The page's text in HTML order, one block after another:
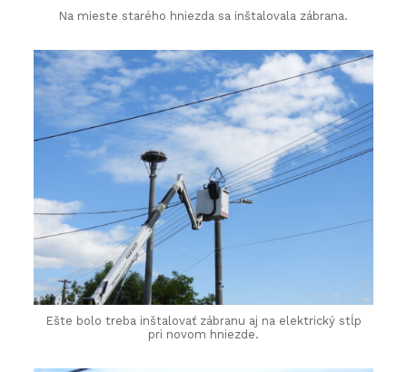
Na mieste starého hniezda sa inštalovala zábrana.
Ešte bolo treba inštalovať zábranu aj na elektrický stĺp
pri novom hniezde.